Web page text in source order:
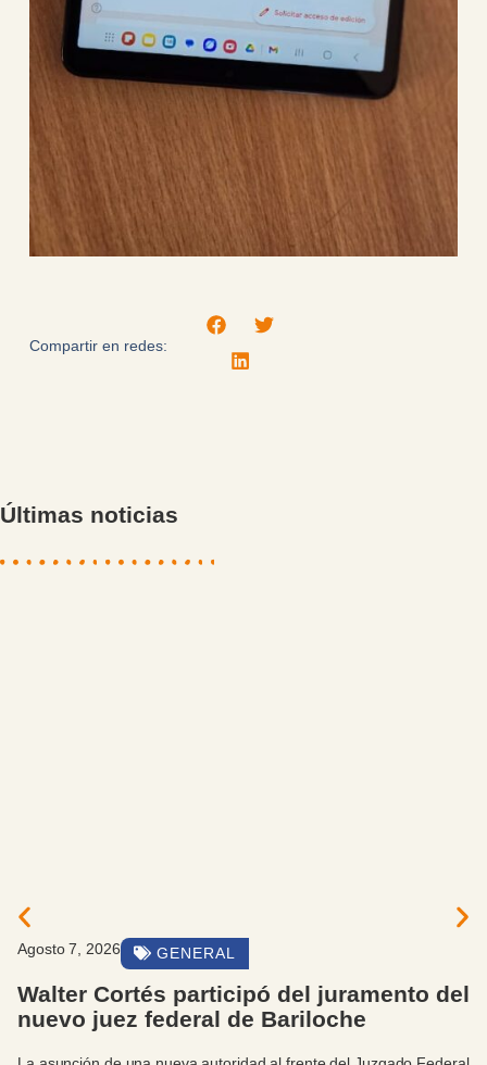
Compartir en redes:
Últimas noticias
Agosto 7, 2026 EVENTOS Y ACTIVIDADES
El intendente Walter Cortés estuvo
presente en el acto de egreso de la